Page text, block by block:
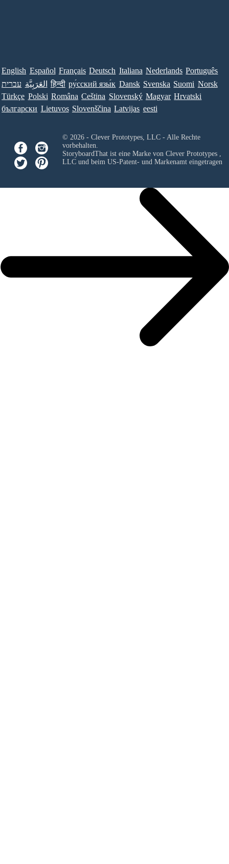
English Español Français Deutsch Italiana Nederlands Português
עברית العَرَبِيَّة हिन्दी ру́сский язы́к Dansk Svenska Suomi Norsk
Türkçe Polski Româna Ceština Slovenský Magyar Hrvatski
български Lietuvos Slovenščina Latvijas eesti
© 2026 - Clever Prototypes, LLC - Alle Rechte
vorbehalten.
StoryboardThat ist eine Marke von Clever Prototypes ,
LLCund beim US-Patent- und Markenamt eingetragen